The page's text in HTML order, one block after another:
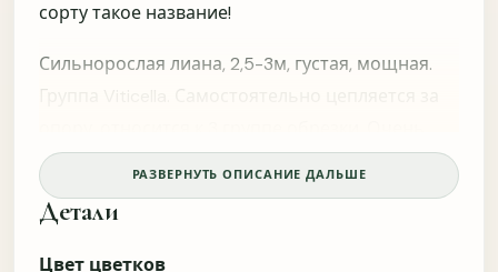
сорту такое название!
Сильнорослая лиана, 2,5-3м, густая, мощная.
Группа Viticella. Самостоятельно цепляется за
зимостойкая. Зацветает в начале июля, и
цветёт до заморозков.
РАЗВЕРНУТЬ ОПИСАНИЕ ДАЛЬШЕ
Детали
Цвет цветков
Telegram
Что помогает доверять качеству саженцев?
Можно ответить и до покупки, и после получения
растений. Это помогает понять, какой информации не